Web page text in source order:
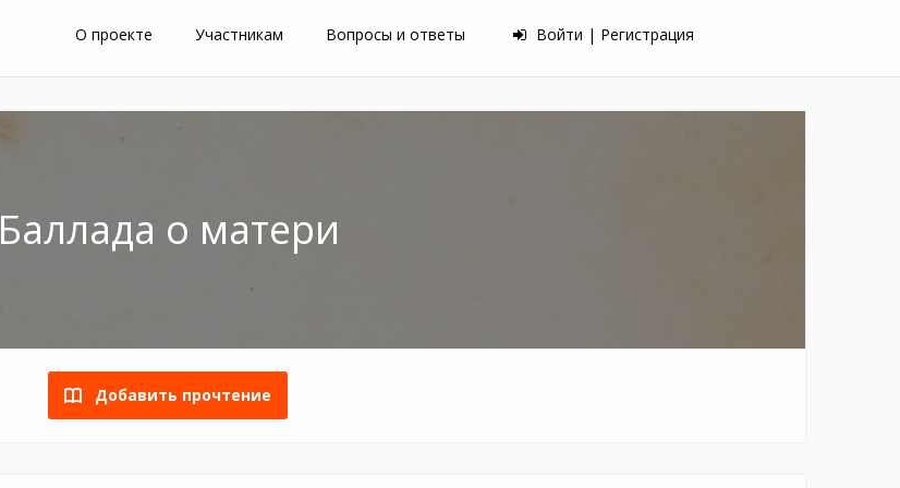
О проекте Участникам Вопросы и ответы Войти | Регистрация
Баллада о матери
Добавить прочтение